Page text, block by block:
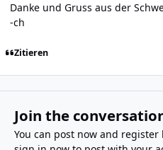
Danke und Gruss aus der
-ch
Zitieren
Join the
You can post now and